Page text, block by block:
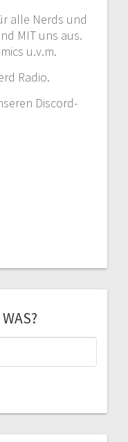
alle Nerds und
MIT uns aus.
u.v.m.
Radio.
Discord-